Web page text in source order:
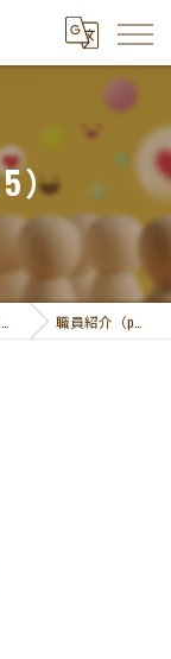
）
職員紹介（part5）